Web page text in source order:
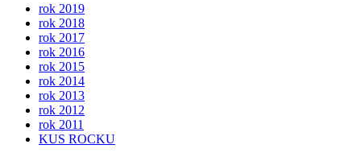
rok 2019
rok 2018
rok 2017
rok 2016
rok 2015
rok 2014
rok 2013
rok 2012
rok 2011
KUS ROCKU